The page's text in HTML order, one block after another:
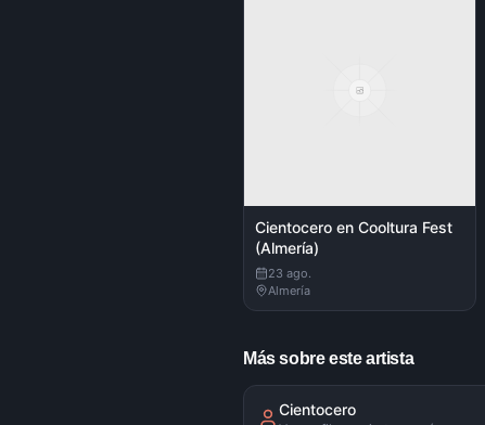
Cientocero en Cooltura Fest
(Almería)
23 ago.
Almería
Más sobre este artista
Cientocero